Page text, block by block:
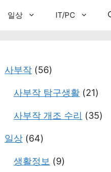
일상 IT/PC
사부작 (56)
사부작 탐구생활 (21)
사부작 개조 수리 (35)
일상 (64)
생활정보 (9)